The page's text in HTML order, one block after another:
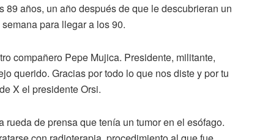
años, un año después de que le descubrieran un
para llegar a los 90.
compañero Pepe Mujica. Presidente, militante,
querido. Gracias por todo lo que nos diste y por tu
X el presidente Orsi.
de prensa que tenía un tumor en el esófago.